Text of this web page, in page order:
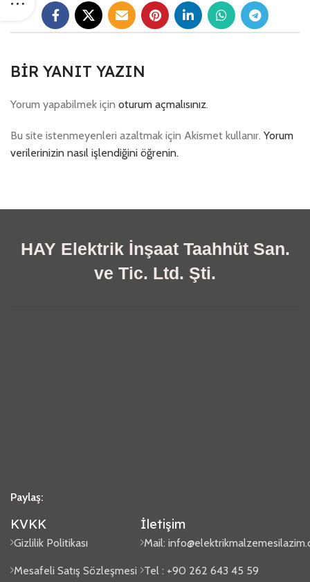
BIR YANIT YAZIN
Yorum yapabilmek için oturum açmalısınız.
Bu site istenmeyenleri azaltmak için Akismet kullanır. Yorum
verilerinizin nasıl işlendiğini öğrenin.
HAY Elektrik İnşaat Taahhüt San.
ve Tic. Ltd. Şti.
Paylaş:
KVKK
Gizlilik Politikası
Mesafeli Satış Sözleşmesi
İletişim
Mail:
Tel : +90 262 643 45 59